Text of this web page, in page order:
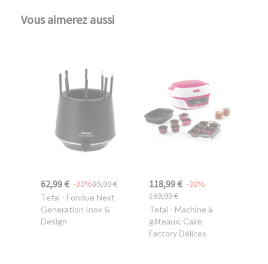
Vous aimerez aussi
62,99 € 89,99 €
-30%
Tefal - Fondue Next
Generation Inox &
Design
118,99 €
169,99 €
-30%
Tefal - Machine à
gâteaux, Cake
Factory Délices